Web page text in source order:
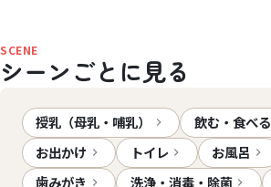
SCENE
シーンごとに見る
授乳（母乳・哺乳）
飲む・食べる
お出かけ
トイレ お風呂
歯みがき
洗浄・消毒・除菌